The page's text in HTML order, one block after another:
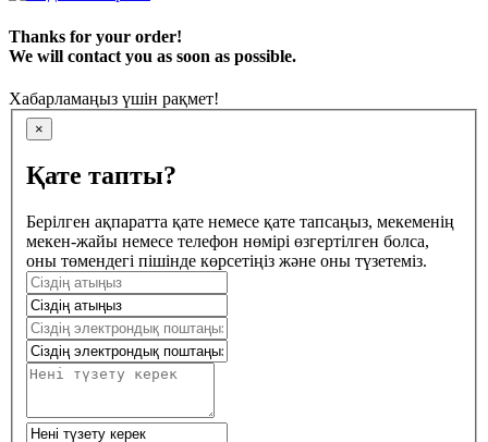
Thanks for your order!
We will contact you as soon as possible.
Хабарламаңыз үшін рақмет!
×
Қате тапты?
Берілген ақпаратта қате немесе қате тапсаңыз, мекеменің
мекен-жайы немесе телефон нөмірі өзгертілген болса,
оны төмендегі пішінде көрсетіңіз және оны түзетеміз.